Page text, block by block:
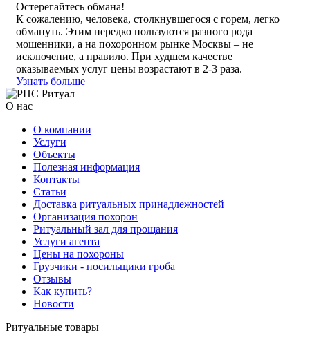
Остерегайтесь обмана!
К сожалению, человека, столкнувшегося с горем, легко
обмануть. Этим нередко пользуются разного рода
мошенники, а на похоронном рынке Москвы – не
исключение, а правило. При худшем качестве
оказываемых услуг цены возрастают в 2-3 раза.
Узнать больше
О нас
О компании
Услуги
Объекты
Полезная информация
Контакты
Статьи
Доставка ритуальных принадлежностей
Организация похорон
Ритуальный зал для прощания
Услуги агента
Цены на похороны
Грузчики - носильщики гроба
Отзывы
Как купить?
Новости
Ритуальные товары